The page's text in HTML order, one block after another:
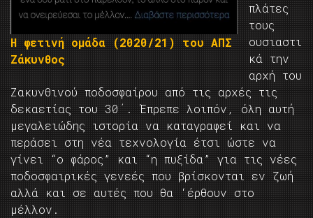
Η φετινή ομάδα (2020/21) του ΑΠΣ
Ζάκυνθος
πλάτες
τους
ουσιαστι
κά την
αρχή του
Ζακυνθινού ποδοσφαίρου από τις αρχές τις
δεκαετίας του 30΄. Έπρεπε λοιπόν, όλη αυτή
μεγαλειώδης ιστορία να καταγραφεί και να
περάσει στη νέα τεχνολογία έτσι ώστε να
γίνει “ο φάρος” και “η πυξίδα” για τις νέες
ποδοσφαιρικές γενεές που βρίσκονται εν ζωή
αλλά και σε αυτές που θα ‘έρθουν στο
μέλλον.